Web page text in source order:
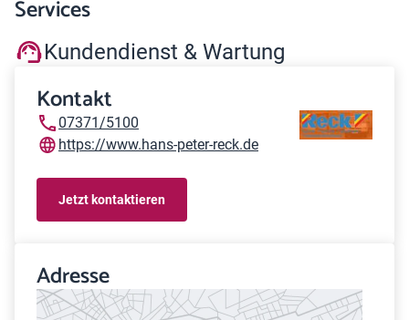
Services
Kundendienst & Wartung
Kontakt
07371/5100
https://www.hans-peter-reck.de
Jetzt kontaktieren
Adresse